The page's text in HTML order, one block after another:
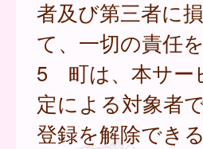
者及び第三者に
て、一切の責任
5 町は、本サー
定による対象者
登録を解除でき